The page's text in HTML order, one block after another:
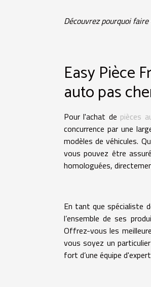
Découvrez pourquoi
Easy Pièce
auto pas
Pour l'achat de pièces
concurrence par une
modèles de véhicules.
vous pouvez être
homologuées,
En tant que spécialiste
l’ensemble de ses
Offrez-vous les
vous soyez un
fort d’une équipe